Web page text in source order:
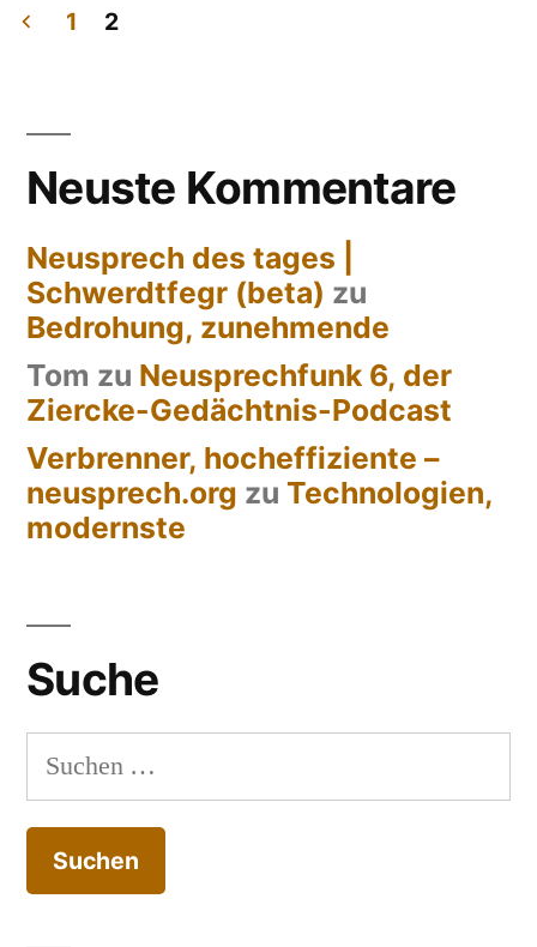
der
Beiträge
1 2
Neuste Kommentare
Neusprech des tages |
Schwerdtfegr (beta) zu
Bedrohung, zunehmende
Tom zu Neusprechfunk 6, der
Ziercke-Gedächtnis-Podcast
Verbrenner, hocheffiziente –
neusprech.org zu Technologien,
modernste
Suche
Suchen
nach: